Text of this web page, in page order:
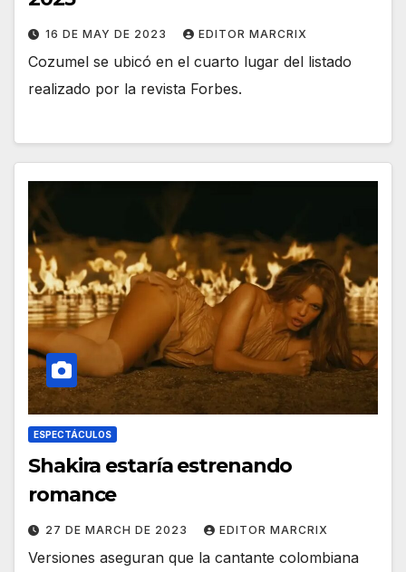
16 DE MAY DE 2023 EDITOR MARCRIX
Cozumel se ubicó en el cuarto lugar del listado
realizado por la revista Forbes.
ESPECTÁCULOS
Shakira estaría estrenando
romance
27 DE MARCH DE 2023 EDITOR MARCRIX
Versiones aseguran que la cantante colombiana